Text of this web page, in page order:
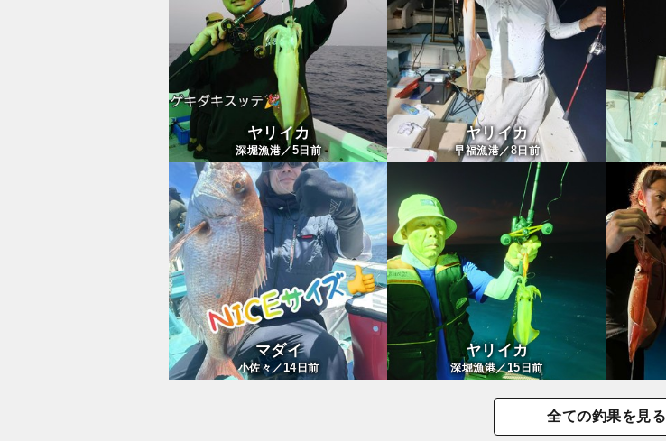
ヤリイカ
深堀漁港／5日前
ヤリイカ
早福漁港／8日前
マダイ
小佐々／14日前
ヤリイカ
深堀漁港／15 日前
全ての釣果を見る